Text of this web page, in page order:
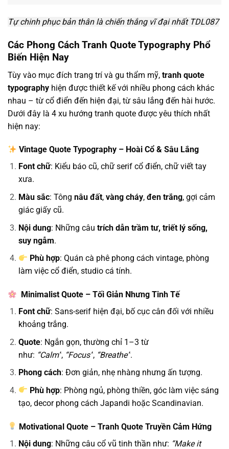
Tự chinh phục bản thân là chiến thắng vĩ đại nhất TDL087
Các Phong Cách Tranh Quote Typography Phổ
Biến Hiện Nay
Tùy vào mục đích trang trí và gu thẩm mỹ, tranh quote
typography hiện được thiết kế với nhiều phong cách khác
nhau – từ cổ điển đến hiện đại, từ sâu lắng đến hài hước.
Dưới đây là 4 xu hướng tranh quote được yêu thích nhất
hiện nay:
Vintage Quote Typography – Hoài Cổ & Sâu Lắng
Font chữ: Kiểu báo cũ, chữ serif cổ điển, chữ viết tay
xưa.
Màu sắc: Tông nâu đất, vàng cháy, đen trắng, gợi cảm
giác giấy cũ.
Nội dung: Những câu trích dẫn trầm tư, triết lý sống,
suy ngẫm.
Phù hợp: Quán cà phê phong cách vintage, phòng
làm việc cổ điển, studio cá tính.
Minimalist Quote – Tối Giản Nhưng Tinh Tế
Font chữ: Sans-serif hiện đại, bố cục cân đối với nhiều
khoảng trắng.
Quote: Ngắn gọn, thường chỉ 1–3 từ
như: “Calm”, “Focus”, “Breathe”.
Phong cách: Đơn giản, nhẹ nhàng nhưng ấn tượng.
Phù hợp: Phòng ngủ, phòng thiền, góc làm việc sáng
tạo, decor phong cách Japandi hoặc Scandinavian.
Motivational Quote – Tranh Quote Truyền Cảm Hứng
Nội dung: Những câu cổ vũ tinh thần như: “Make it